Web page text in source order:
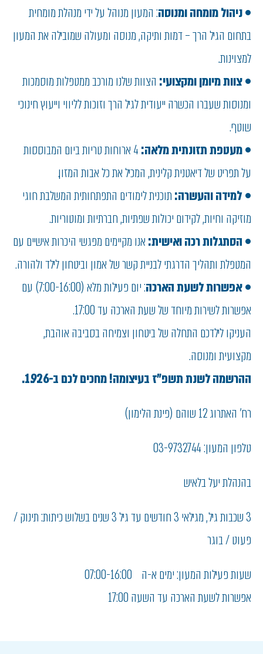
•ניהול מומחה ומנוסה: המעון מנוהל על ידי מנהלת מומחית
בתחום הגיל הרך – דמות ותיקה, מנוסה ומעולה שמובילה את המעון
למצוינות..
•צוות מיומן ומקצועי: הצוות שלנו מורכב ממטפלות מוסמכות
ומנוסות שעברו הכשרה ייעודית לגיל הרך וזוכות לליווי וייעוץ חינוכי
שוטף.
•מעטפת תזונתית מלאה:
4 ארוחות טריות ביום המבוססות
על תפריט של דיאטנית קלינית, המכיל את כל אבות המזון.
•למידה והעשרה:תוכנית לימודים התפתחותית המשלבת חוגי
מוזיקה וחיות, לקידום יכולות שפתיות, חברתיות ומוטוריות.
•הסתגלות רכה ואישית:אנו מקיימים מפגשי היכרות אישיים עם
המטפלת ותהליך הדרגתי לבניית קשר של אמון וביטחון לילד ולהורה.
•אפשרות לשעת הארכה
: יום פעילות מלא (7:00-16:00) עם
אפשרות לשירות מיוחד של שעת הארכה עד 17:00.
העניקו לילדכם התחלה של ביטחון וצמיחה בסביבה אוהבת,
מקצועית ומנוסה.
ההרשמה לשנת תשפ"ז בעיצומה! מחכים לכם ב-1.9.26.
רח' האתרוג 12 שוהם (פינת הלימון)
טלפון המעון: 03-9732744
בהנהלת יעל בלאיש
3 שכבות גיל , מגילאי 3 חודשים עד גיל 3 שנים בשלוש כיתות: תינוק /
פעוט / בוגר
שעות פעילות המעון: ימים א-ה 07:00-16:00
אפשרות לשעת הארכה עד השעה 17:00